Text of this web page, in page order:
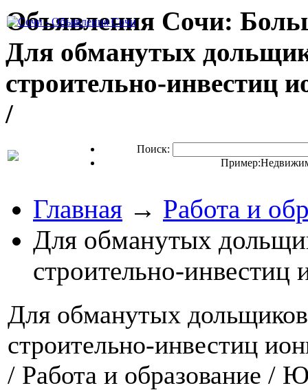
Объявления Сочи:
Для обманутых
строительно-
/
Поиск:
Пример:
Главная → Работа и
Для обманутых
строительно-
Для обманутых
строительно-инвестиц
/ Работа и образование /